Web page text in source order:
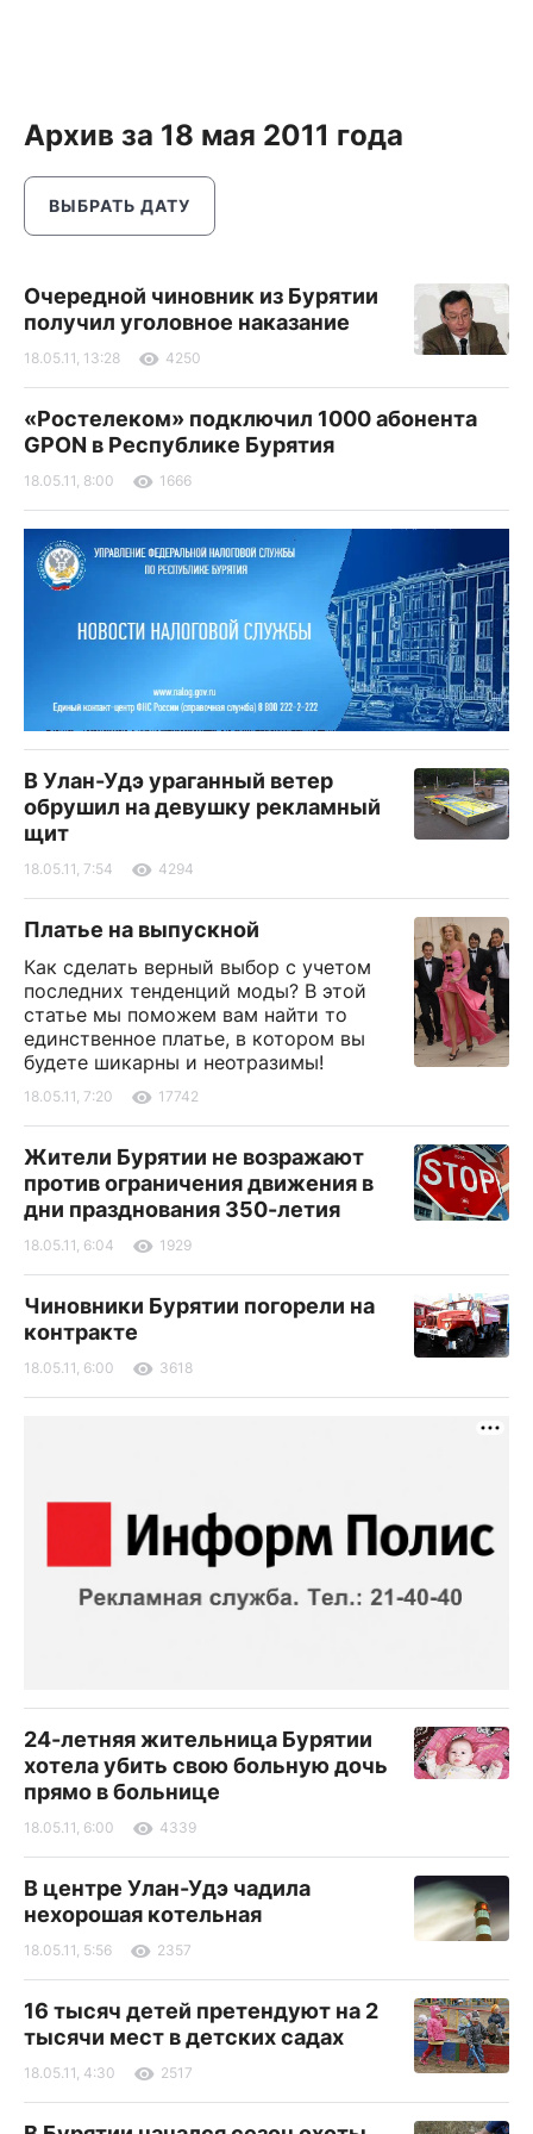
Архив за 18 мая 2011 года
ВЫБРАТЬ ДАТУ
Очередной чиновник из Бурятии
получил уголовное наказание
18.05.11, 13:28 4250
«Ростелеком» подключил 1000 абонента
GPON в Республике Бурятия
18.05.11, 8:00 1666
В Улан-Удэ ураганный ветер
обрушил на девушку рекламный
щит
18.05.11, 7:54 4294
Платье на выпускной
Как сделать верный выбор с учетом
последних тенденций моды? В этой
статье мы поможем вам найти то
единственное платье, в котором вы
будете шикарны и неотразимы!
18.05.11, 7:20 17742
Жители Бурятии не возражают
против ограничения движения в
дни празднования 350-летия
18.05.11, 6:04 1929
Чиновники Бурятии погорели на
контракте
18.05.11, 6:00 3618
24-летняя жительница Бурятии
хотела убить свою больную дочь
прямо в больнице
18.05.11, 6:00 4339
В центре Улан-Удэ чадила
нехорошая котельная
18.05.11, 5:56 2357
16 тысяч детей претендуют на 2
тысячи мест в детских садах
18.05.11, 4:30 2517